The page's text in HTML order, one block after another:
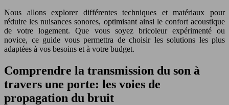
Nous allons explorer différentes techniques et matériaux pour
réduire les nuisances sonores, optimisant ainsi le confort acoustique
de votre logement. Que vous soyez bricoleur expérimenté ou
novice, ce guide vous permettra de choisir les solutions les plus
adaptées à vos besoins et à votre budget.
Comprendre la transmission du son à
travers une porte: les voies de
propagation du bruit